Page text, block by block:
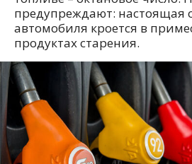
предупреждают: настоящая
автомобиля кроется в
продуктах старения.